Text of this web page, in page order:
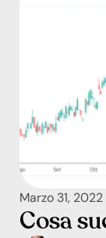
Marzo 31, 2022
Cosa